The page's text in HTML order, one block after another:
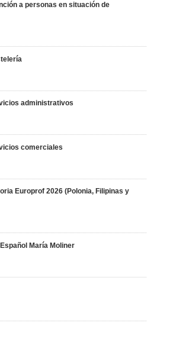
a personas en situación de
administrativos
comerciales
Europrof 2026 (Polonia, Filipinas y
María Moliner